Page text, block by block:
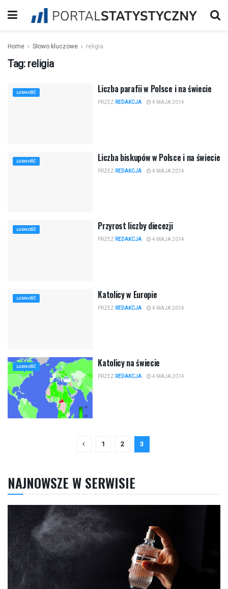
Home Słowo kluczowe religia
Tag: religia
LUDNOŚĆ Liczba parafii w Polsce i na świecie
PRZEZ REDAKCJA 4 MAJA 2014
LUDNOŚĆ Liczba biskupów w Polsce i na świecie
PRZEZ REDAKCJA 4 MAJA 2014
LUDNOŚĆ Przyrost liczby diecezji
PRZEZ REDAKCJA 4 MAJA 2014
LUDNOŚĆ Katolicy w Europie
PRZEZ REDAKCJA 4 MAJA 2014
LUDNOŚĆ Katolicy na świecie
PRZEZ REDAKCJA 4 MAJA 2014
1 2 3
NAJNOWSZE W SERWISIE